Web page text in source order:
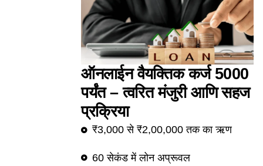
ऑनलाईन वैयक्तिक कर्ज 5000
पर्यंत – त्वरित मंजुरी आणि सहज
प्रक्रिया
₹3,000 से ₹2,00,000 तक का ऋण
60 सेकंड में लोन अप्रूवल